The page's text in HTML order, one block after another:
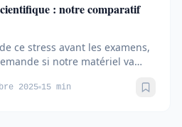
: notre comparatif
ce stress avant les examens,
si notre matériel va
2025 15 min